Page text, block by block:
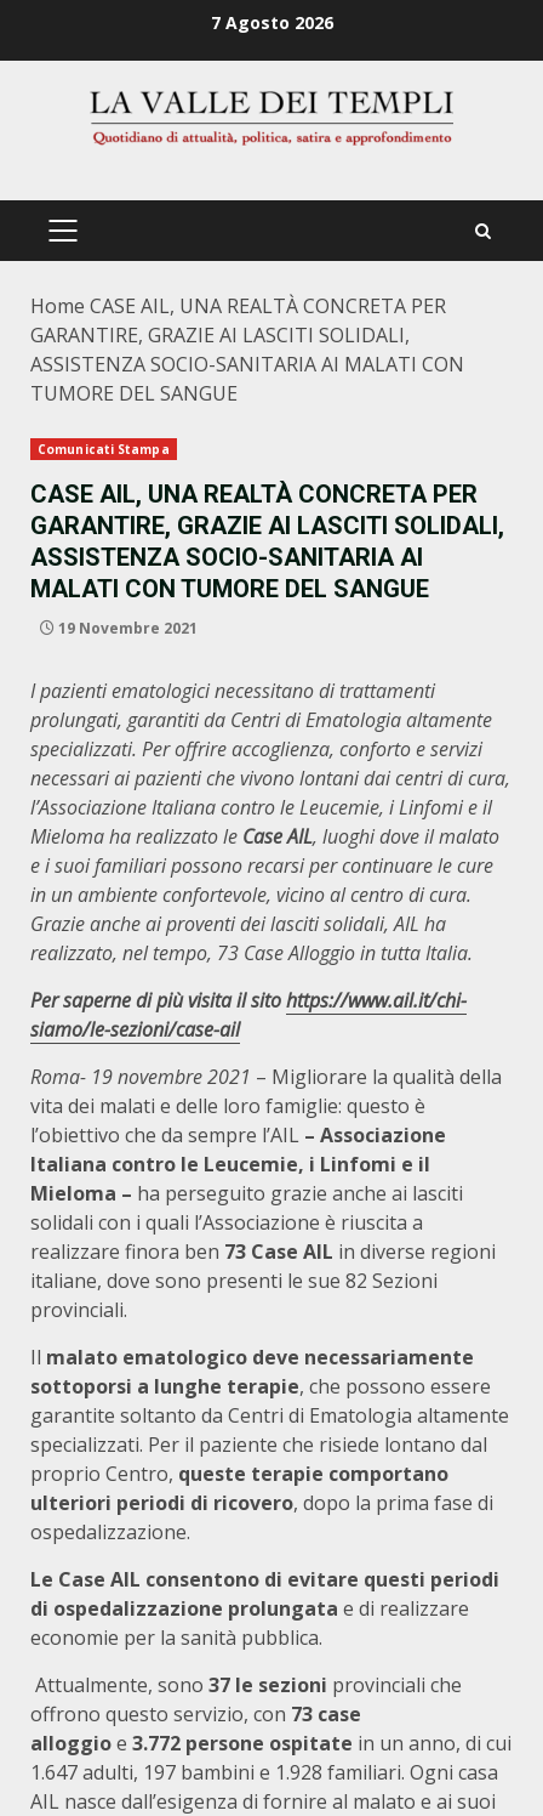
7 Agosto 2026
PRIMÄRES
Home CASE AIL, UNA REALTÀ CONCRETA PER
GARANTIRE, GRAZIE AI LASCITI SOLIDALI,
ASSISTENZA SOCIO-SANITARIA AI MALATI CON
TUMORE DEL SANGUE
Comunicati Stampa
CASE AIL, UNA REALTÀ CONCRETA PER
GARANTIRE, GRAZIE AI LASCITI SOLIDALI,
ASSISTENZA SOCIO-SANITARIA AI
MALATI CON TUMORE DEL SANGUE
19 Novembre 2021
I pazienti ematologici necessitano di trattamenti
prolungati, garantiti da Centri di Ematologia altamente
specializzati. Per offrire accoglienza, conforto e servizi
necessari ai pazienti che vivono lontani dai centri di cura,
l’Associazione Italiana contro le Leucemie, i Linfomi e il
Mieloma ha realizzato le Case AIL, luoghi dove il malato
e i suoi familiari possono recarsi per continuare le cure
in un ambiente confortevole, vicino al centro di cura.
Grazie anche ai proventi dei lasciti solidali, AIL ha
realizzato, nel tempo, 73 Case Alloggio in tutta Italia.
Per saperne di più visita il sitohttps://www.ail.it/chi-
siamo/le-sezioni/case-ail
Roma- 19 novembre 2021 – Migliorare la qualità della
vita dei malati e delle loro famiglie: questo è
l’obiettivo che da sempre l’AIL – Associazione
Italiana contro le Leucemie, i Linfomi e il
Mieloma – ha perseguito grazie anche ai lasciti
solidali con i quali l’Associazione è riuscita a
realizzare finora ben 73 Case AIL in diverse regioni
italiane, dove sono presenti le sue 82 Sezioni
provinciali.
Il malato ematologico deve necessariamente
sottoporsi a lunghe terapie, che possono essere
garantite soltanto da Centri di Ematologia altamente
specializzati. Per il paziente che risiede lontano dal
proprio Centro, queste terapie comportano
ulteriori periodi di ricovero, dopo la prima fase di
ospedalizzazione.
Le Case AIL consentono di evitare questi periodi
di ospedalizzazione prolungata e di realizzare
economie per la sanità pubblica.
Attualmente, sono 37 le sezioni provinciali che
offrono questo servizio, con 73 case
alloggioe 3.772 persone ospitate in un anno, di cui
1.647 adulti, 197 bambini e 1.928 familiari. Ogni casa
AIL nasce dall’esigenza di fornire al malato e ai suoi